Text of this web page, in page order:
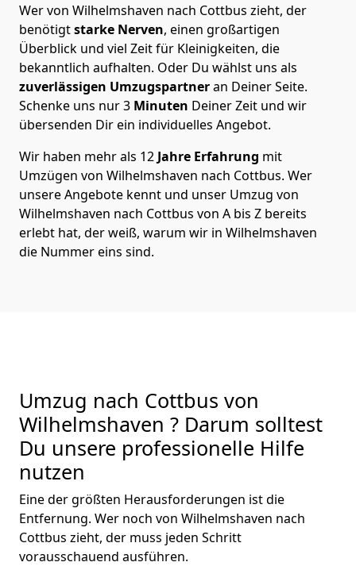
Wer von Wilhelmshaven nach Cottbus zieht, der
benötigtstarke Nerven, einen großartigen
Überblick und viel Zeit für Kleinigkeiten, die
bekanntlich aufhalten. Oder Du wählst uns als
zuverlässigen Umzugspartneran Deiner Seite.
Schenke uns nur3 Minuten Deiner Zeit und wir
übersenden Dir ein individuelles Angebot.
Wir haben mehr als 12 Jahre Erfahrung mit
Umzügen von Wilhelmshaven nach Cottbus. Wer
unsere Angebote kennt und unser Umzug von
Wilhelmshaven nach Cottbus von A bis Z bereits
erlebt hat, der weiß, warum wir in Wilhelmshaven
die Nummer eins sind.
Umzug nach Cottbus von
Wilhelmshaven ? Darum solltest
Du unsere professionelle Hilfe
nutzen
Eine der größten Herausforderungen ist die
Entfernung. Wer noch von Wilhelmshaven nach
Cottbus zieht, der muss jeden Schritt
vorausschauend ausführen.